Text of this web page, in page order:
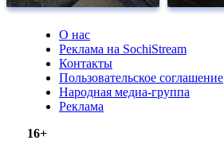
О нас
Реклама на SochiStream
Контакты
Пользовательское соглашение
Народная медиа-группа
Реклама
16+